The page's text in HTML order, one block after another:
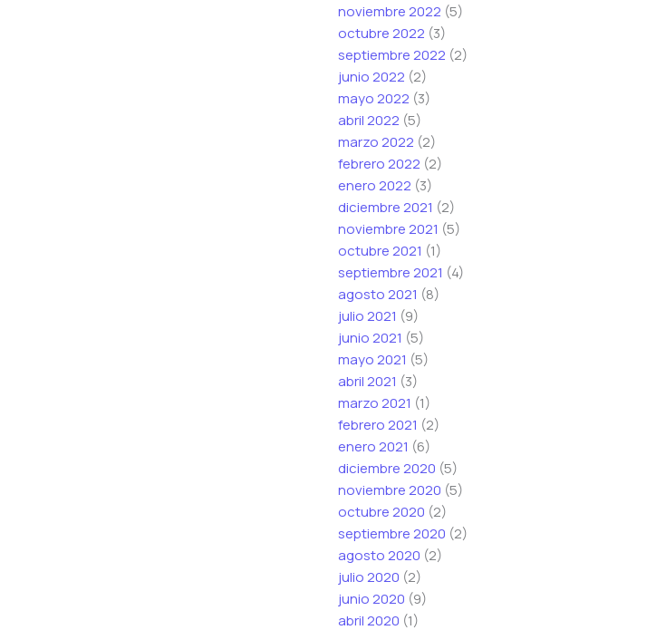
noviembre 2022 (5)
octubre 2022 (3)
septiembre 2022 (2)
junio 2022 (2)
mayo 2022 (3)
abril 2022 (5)
marzo 2022 (2)
febrero 2022 (2)
enero 2022 (3)
diciembre 2021 (2)
noviembre 2021 (5)
octubre 2021 (1)
septiembre 2021 (4)
agosto 2021 (8)
julio 2021 (9)
junio 2021 (5)
mayo 2021 (5)
abril 2021 (3)
marzo 2021 (1)
febrero 2021 (2)
enero 2021 (6)
diciembre 2020 (5)
noviembre 2020 (5)
octubre 2020 (2)
septiembre 2020 (2)
agosto 2020 (2)
julio 2020 (2)
junio 2020 (9)
abril 2020 (1)